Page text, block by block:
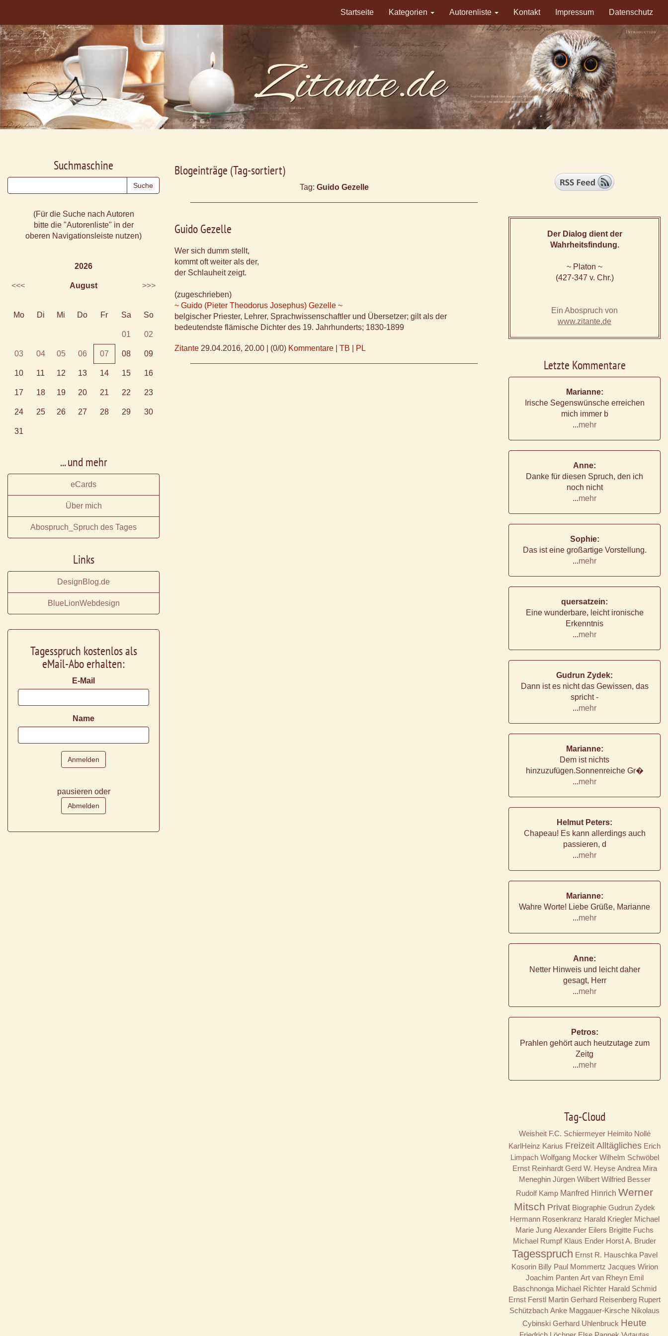
Startseite Kategorien Autorenliste Kontakt Impressum Datenschutz
Blogeinträge (Tag-sortiert)
Tag: Guido Gezelle
Guido Gezelle
Wer sich dumm stellt,
kommt oft weiter als der,
der Schlauheit zeigt.
(zugeschrieben)
~ Guido (Pieter Theodorus Josephus) Gezelle ~
belgischer Priester, Lehrer, Sprachwissenschaftler und Übersetzer; gilt als der
bedeutendste flämische Dichter des 19. Jahrhunderts; 1830-1899
Zitante 29.04.2016, 20.00 (0/0) Kommentare TB PL
Suchmaschine
(Für die Suche nach Autoren
bitte die "Autorenliste" in der
oberen Navigationsleiste nutzen)
2026
<<< August >>>
Mo Di Mi Do Fr Sa So
01 02
03 04 05 06 07 08 09
10 11 12 13 14 15 16
17 18 19 20 21 22 23
24 25 26 27 28 29 30
31
... und mehr
eCards
Über mich
Abospruch_Spruch des Tages
Links
DesignBlog.de
BlueLionWebdesign
Tagesspruch kostenlos als
eMail-Abo erhalten:
E-Mail
Name
pausieren oder
Der Dialog dient der
Wahrheitsfindung.
~ Platon ~
(427-347 v. Chr.)
Ein Abospruch von
www.zitante.de
Letzte Kommentare
Marianne:
Irische Segenswünsche erreichen
mich immer b
...mehr
Anne:
Danke für diesen Spruch, den ich
noch nicht
...mehr
Sophie:
Das ist eine großartige Vorstellung.
...mehr
quersatzein:
Eine wunderbare, leicht ironische
Erkenntnis
...mehr
Gudrun Zydek:
Dann ist es nicht das Gewissen, das
spricht -
...mehr
Marianne:
Dem ist nichts
hinzuzufügen.Sonnenreiche Gr�
...mehr
Helmut Peters:
Chapeau! Es kann allerdings auch
passieren, d
...mehr
Marianne:
Wahre Worte! Liebe Grüße, Marianne
...mehr
Anne:
Netter Hinweis und leicht daher
gesagt, Herr
...mehr
Petros:
Prahlen gehört auch heutzutage zum
Zeitg
...mehr
Tag-Cloud
Weisheit F.C. Schiermeyer Heimito Nollé
KarlHeinz Karius FreizeitAlltägliches Erich
Limpach Wolfgang Mocker Wilhelm Schwöbel
Ernst Reinhardt Gerd W. Heyse Andrea Mira
Meneghin Jürgen Wilbert Wilfried Besser
Rudolf Kamp Manfred Hinrich Werner
Mitsch Privat Biographie Gudrun Zydek
Hermann Rosenkranz Harald Kriegler Michael
Marie Jung Alexander Eilers Brigitte Fuchs
Michael Rumpf Klaus Ender Horst A. Bruder
Tagesspruch Ernst R. Hauschka Pavel
Kosorin Billy Paul Mommertz Jacques Wirion
Joachim Panten Art van Rheyn Emil
Baschnonga Michael Richter Harald Schmid
Ernst Ferstl Martin Gerhard Reisenberg Rupert
Schützbach Anke Maggauer-Kirsche Nikolaus
Cybinski Gerhard Uhlenbruck Heute